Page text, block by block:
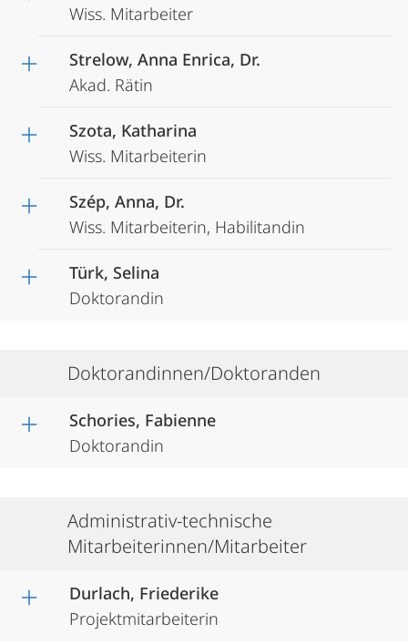
Wiss. Mitarbeiter
Strelow, Anna Enrica, Dr.
Akad. Rätin
Szota, Katharina
Wiss. Mitarbeiterin
Szép, Anna, Dr.
Wiss. Mitarbeiterin, Habilitandin
Türk, Selina
Doktorandin
Doktorandinnen/Doktoranden
Schories, Fabienne
Doktorandin
Administrativ-technische
Mitarbeiterinnen/Mitarbeiter
Durlach, Friederike
Projektmitarbeiterin